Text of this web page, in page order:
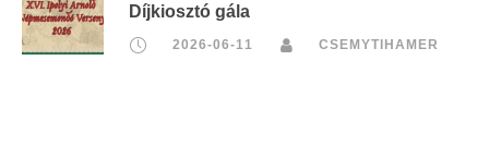
Díjkiosztó gála
2026-06-11 CSEMYTIHAMER